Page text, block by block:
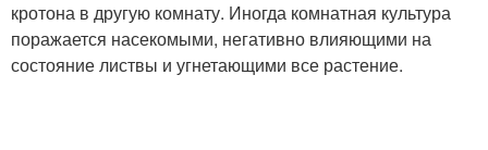
кротона в другую комнату. Иногда комнатная культура
поражается насекомыми, негативно влияющими на
состояние листвы и угнетающими все растение.